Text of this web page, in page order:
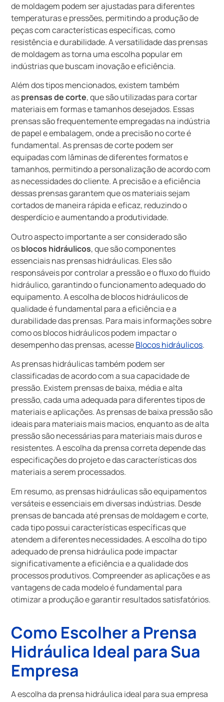
de moldagem podem ser ajustadas para diferentes
temperaturas e pressões, permitindo a produção de
peças com características específicas, como
resistência e durabilidade. A versatilidade das prensas
de moldagem as torna uma escolha popular em
indústrias que buscam inovação e eficiência.
Além dos tipos mencionados, existem também
asprensas de corte, que são utilizadas para cortar
materiais em formas e tamanhos desejados. Essas
prensas são frequentemente empregadas na indústria
de papel e embalagem, onde a precisão no corte é
fundamental. As prensas de corte podem ser
equipadas com lâminas de diferentes formatos e
tamanhos, permitindo a personalização de acordo com
as necessidades do cliente. A precisão e a eficiência
dessas prensas garantem que os materiais sejam
cortados de maneira rápida e eficaz, reduzindo o
desperdício e aumentando a produtividade.
Outro aspecto importante a ser considerado são
osblocos hidráulicos, que são componentes
essenciais nas prensas hidráulicas. Eles são
responsáveis por controlar a pressão e o fluxo do fluido
hidráulico, garantindo o funcionamento adequado do
equipamento. A escolha de blocos hidráulicos de
qualidade é fundamental para a eficiência e a
durabilidade das prensas. Para mais informações sobre
como os blocos hidráulicos podem impactar o
desempenho das prensas, acesseBlocos hidráulicos.
As prensas hidráulicas também podem ser
classificadas de acordo com a sua capacidade de
pressão. Existem prensas de baixa, média e alta
pressão, cada uma adequada para diferentes tipos de
materiais e aplicações. As prensas de baixa pressão são
ideais para materiais mais macios, enquanto as de alta
pressão são necessárias para materiais mais duros e
resistentes. A escolha da prensa correta depende das
especificações do projeto e das características dos
materiais a serem processados.
Em resumo, as prensas hidráulicas são equipamentos
versáteis e essenciais em diversas indústrias. Desde
prensas de bancada até prensas de moldagem e corte,
cada tipo possui características específicas que
atendem a diferentes necessidades. A escolha do tipo
adequado de prensa hidráulica pode impactar
significativamente a eficiência e a qualidade dos
processos produtivos. Compreender as aplicações e as
vantagens de cada modelo é fundamental para
otimizar a produção e garantir resultados satisfatórios.
Como Escolher a Prensa
Hidráulica Ideal para Sua
Empresa
A escolha da prensa hidráulica ideal para sua empresa